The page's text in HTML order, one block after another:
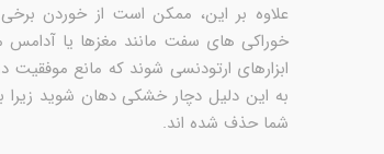
علاوه بر این، ممکن است از خوردن
خوراکی های سفت مانند مغزها یا
ابزارهای ارتودنسی شوند که مانع
به این دلیل دچار خشکی دهان شوید زیرا
شما حذف شده اند.